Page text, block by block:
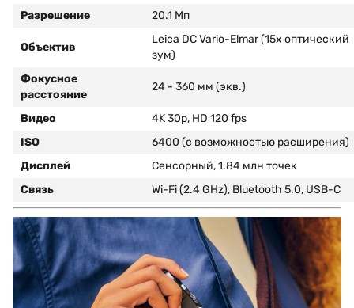
Разрешение
20.1 Мп
Объектив
Leica DC Vario-Elmar (15x оптический
зум)
Фокусное
расстояние
24 - 360 мм (экв.)
Видео
4K 30p, HD 120 fps
ISO
6400 (с возможностью расширения)
Дисплей
Сенсорный, 1.84 млн точек
Связь
Wi-Fi (2.4 GHz), Bluetooth 5.0, USB-C